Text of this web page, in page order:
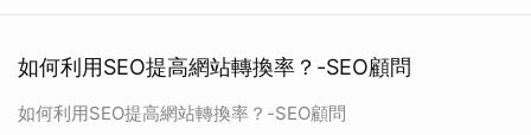
如何利用SEO提高網站轉換率？-SEO顧問
如何利用SEO提高網站轉換率？-SEO顧問